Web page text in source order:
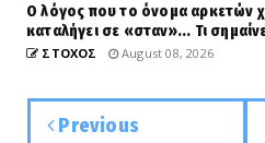
Ο λόγος που το όνομα αρκετών
καταλήγει σε «σταν»... Τι
ΣΤΟΧΟΣ August 08, 2026
Previous